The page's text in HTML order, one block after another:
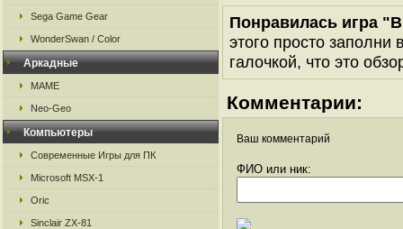
Sega Game Gear
WonderSwan / Color
Аркадные
MAME
Neo-Geo
Компьютеры
Современные Игры для ПК
Microsoft MSX-1
Oric
Sinclair ZX-81
Понравилась игра
этого просто заполни
галочкой, что это
Комментарии:
Ваш комментарий
ФИО или ник: